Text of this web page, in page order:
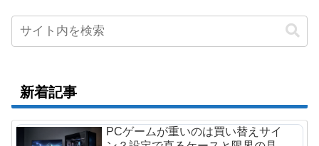
新着記事
PCゲームが重いのは買い替えサイ